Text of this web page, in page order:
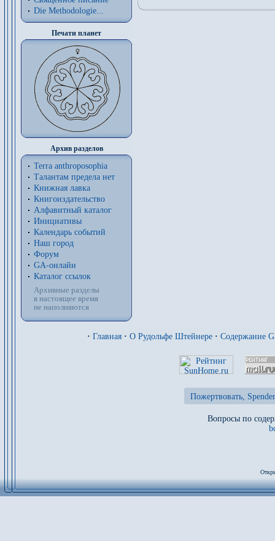
Die Methodologie...
Печати планет
Архив разделов
Terra anthroposophia
Талантам предела нет
Книжная лавка
Книгоиздательство
Алфавитный каталог
Инициативы
Календарь событий
Наш город
Форум
GA-онлайн
Каталог ссылок
Архивные разделы
в настоящее время
не наполняются
· Главная · О Рудольфе Штейнере · Содержание
Пожертвовать,
Вопросы по